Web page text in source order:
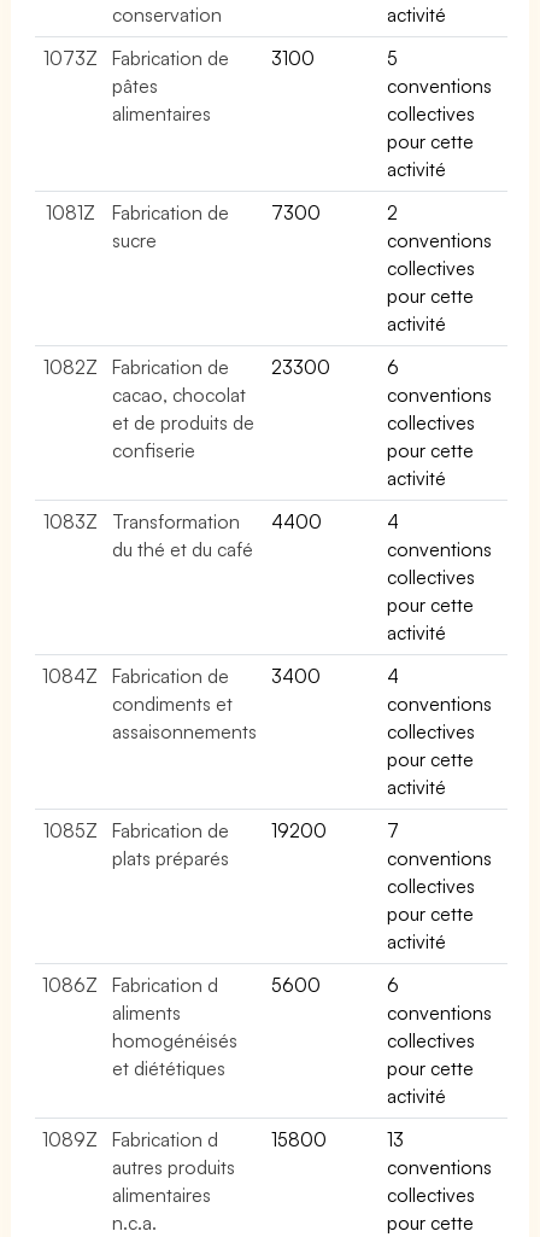
conservation
activité
1073Z
Fabrication de
pâtes
alimentaires
3100
5
conventions
collectives
pour cette
activité
1081Z
Fabrication de
sucre
7300
2
conventions
collectives
pour cette
activité
1082Z
Fabrication de
cacao, chocolat
et de produits de
confiserie
23300
6
conventions
collectives
pour cette
activité
1083Z
Transformation
du thé et du café
4400
4
conventions
collectives
pour cette
activité
1084Z
Fabrication de
condiments et
assaisonnements
3400
4
conventions
collectives
pour cette
activité
1085Z
Fabrication de
plats préparés
19200
7
conventions
collectives
pour cette
activité
1086Z
Fabrication d
aliments
homogénéisés
et diététiques
5600
6
conventions
collectives
pour cette
activité
1089Z
Fabrication d
autres produits
alimentaires
n.c.a.
15800
13
conventions
collectives
pour cette